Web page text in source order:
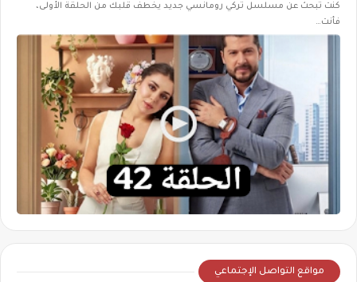
كنت تبحث عن مسلسل تركي رومانسي جديد يخطف قلبك من الحلقة الأولى،
فأنت…
مواقع التواصل الإجتماعي